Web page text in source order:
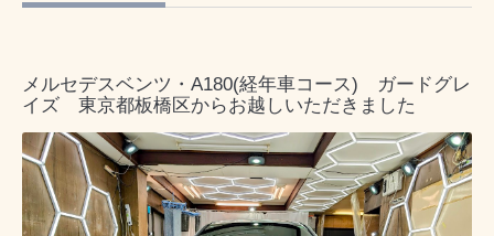
メルセデスベンツ・A180(経年車コース) ガードグレ
イズ 東京都板橋区からお越しいただきました